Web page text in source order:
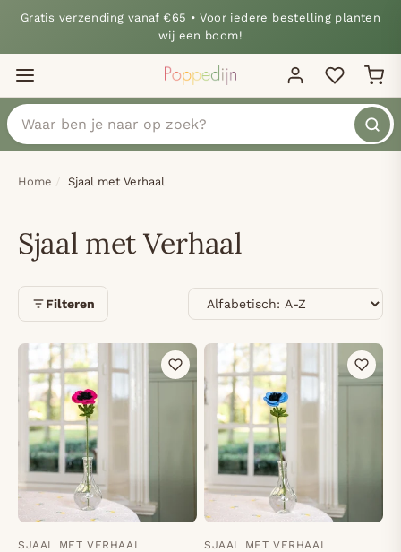
Gratis verzending vanaf €65 • Voor iedere bestelling planten
wij een boom!
Home Sjaal met Verhaal
Sjaal met Verhaal
Filteren Sorteren
SJAAL MET VERHAAL SJAAL MET VERHAAL